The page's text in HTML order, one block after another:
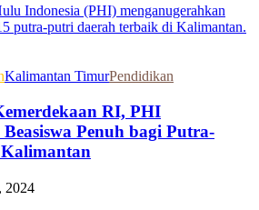
Kalimantan TimurPendidikan
RI, PHI
Penuh bagi Putra-
2024